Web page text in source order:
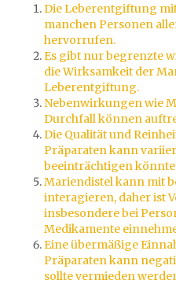
Die Leberentgiftung
manchen Personen
hervorrufen.
Es gibt nur begrenzte
die Wirksamkeit der
Leberentgiftung.
Nebenwirkungen wie
Durchfall können
Die Qualität und
Präparaten kann
beeinträchtigen
Mariendistel kann mit
interagieren, daher ist
insbesondere bei
Medikamente
Eine übermäßige
Präparaten kann
sollte vermieden